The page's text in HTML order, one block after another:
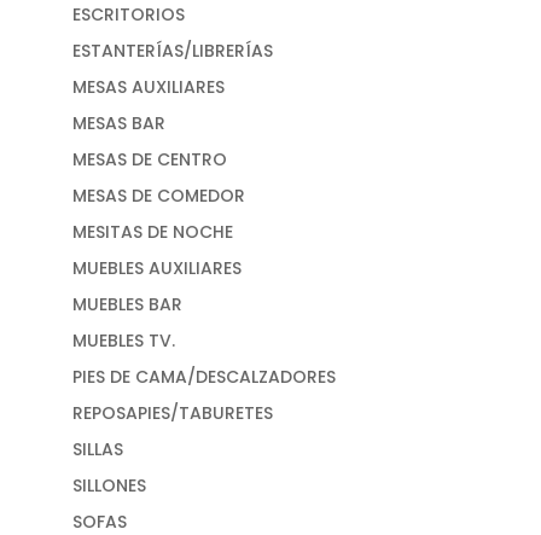
ESCRITORIOS
ESTANTERÍAS/LIBRERÍAS
MESAS AUXILIARES
MESAS BAR
MESAS DE CENTRO
MESAS DE COMEDOR
MESITAS DE NOCHE
MUEBLES AUXILIARES
MUEBLES BAR
MUEBLES TV.
PIES DE CAMA/DESCALZADORES
REPOSAPIES/TABURETES
SILLAS
SILLONES
SOFAS